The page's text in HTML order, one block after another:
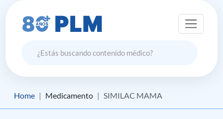
Home Medicamento SIMILAC MAMA